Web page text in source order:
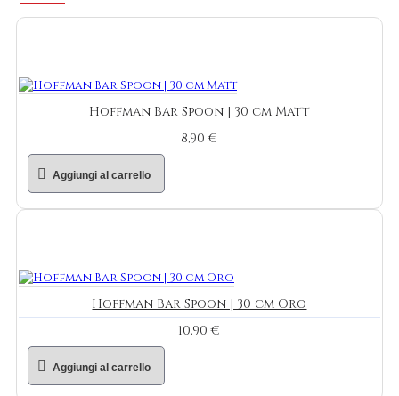
Hoffman Bar Spoon | 30 cm Matt
8,90 €
Aggiungi al carrello
Hoffman Bar Spoon | 30 cm Oro
10,90 €
Aggiungi al carrello